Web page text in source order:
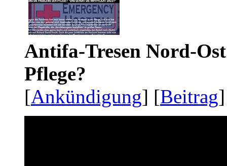
Antifa-Tresen Nord-
Pflege?
[Ankündigung] [Beitrag